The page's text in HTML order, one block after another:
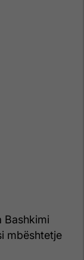
Bashkimi
mbështetje